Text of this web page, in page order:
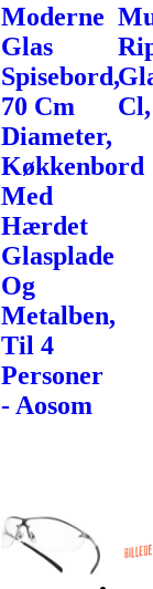
Moderne
Glas
Spisebord,
70 Cm
Diameter,
Køkkenbord
Med
Hærdet
Glasplade
Og
Metalben,
Til 4
Personer
- Aosom